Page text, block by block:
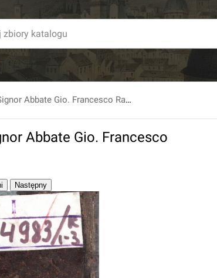
Titolario Del Signor Abbate Gio. Francesco Raimondi [...]
Abbate Gio. Francesco